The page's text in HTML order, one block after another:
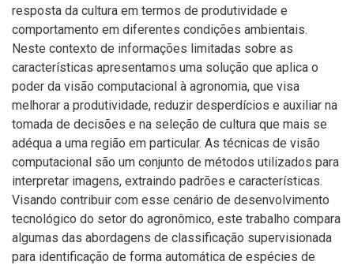
resposta da cultura em termos de produtividade e
comportamento em diferentes condições ambientais.
Neste contexto de informações limitadas sobre as
características apresentamos uma solução que aplica o
poder da visão computacional à agronomia, que visa
melhorar a produtividade, reduzir desperdícios e auxiliar na
tomada de decisões e na seleção de cultura que mais se
adéqua a uma região em particular. As técnicas de visão
computacional são um conjunto de métodos utilizados para
interpretar imagens, extraindo padrões e características.
Visando contribuir com esse cenário de desenvolvimento
tecnológico do setor do agronômico, este trabalho compara
algumas das abordagens de classificação supervisionada
para identificação de forma automática de espécies de